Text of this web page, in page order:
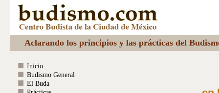
Aclarando los principios y las prácticas del
Inicio
Budismo General
El Buda